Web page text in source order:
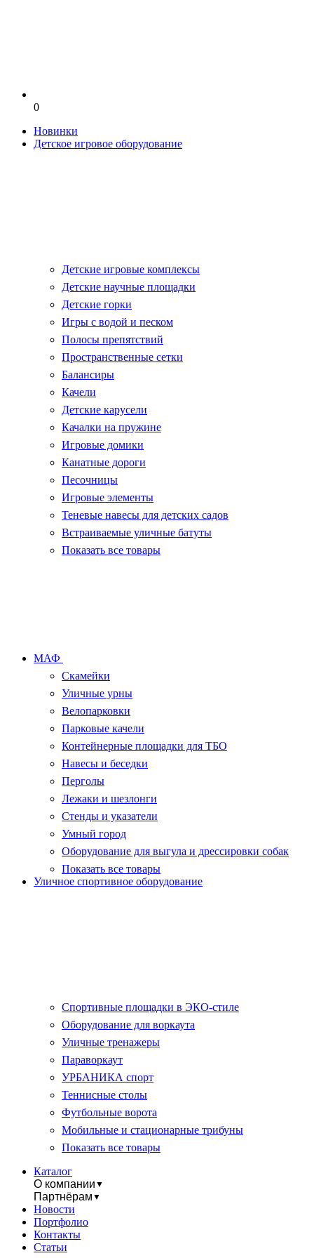
0
Новинки
Детское игровое оборудование
Детские игровые комплексы
Детские научные площадки
Детские горки
Игры с водой и песком
Полосы препятствий
Пространственные сетки
Балансиры
Качели
Детские карусели
Качалки на пружине
Игровые домики
Канатные дороги
Песочницы
Игровые элементы
Теневые навесы для детских садов
Встраиваемые уличные батуты
Показать все товары
МАФ
Скамейки
Уличные урны
Велопарковки
Парковые качели
Контейнерные площадки для ТБО
Навесы и беседки
Перголы
Лежаки и шезлонги
Стенды и указатели
Умный город
Оборудование для выгула и дрессировки собак
Показать все товары
Уличное спортивное оборудование
Спортивные площадки в ЭКО-стиле
Оборудование для воркаута
Уличные тренажеры
Параворкаут
УРБАНИКА спорт
Теннисные столы
Футбольные ворота
Мобильные и стационарные трибуны
Показать все товары
Каталог
О компании ▼
Партнёрам ▼
Новости
Портфолио
Контакты
Статьи